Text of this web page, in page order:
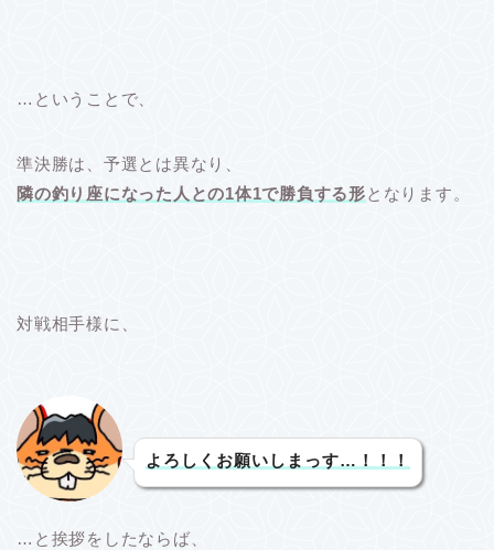
…ということで、
準決勝は、予選とは異なり、
隣の釣り座になった人との1体1で勝負する形となります。
対戦相手様に、
よろしくお願いしまっす…！！！
…と挨拶をしたならば、